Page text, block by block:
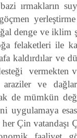
ırmakların
yerleştirme
denge ve iklim
ile
kaldırdılar ve
vermekten
araziler ve
de mümkün
Çin vatandaşı